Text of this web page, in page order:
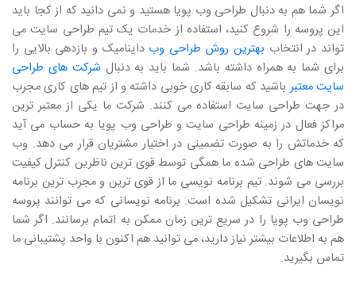
اگر شما هم به دنبال طراحی وب پویا هستید و نمی دانید که از کجا باید
این پروسه را شروع کنید، استفاده از خدمات یک تیم طراحی سایت می
تواند در انتخاب بهترین روش طراحی وب داینامیک و بازدهی بالایی را
برای شما به همراه داشته باشد. شما باید به دنبال شرکت های طراحی
سایت معتبر باشید که سابقه کاری خوبی داشته و از تیم های کاری مجرب
در جهت طراحی سایت استفاده می کنند. شرکت ما یکی از معتبر ترین
مراکز فعال در زمینه طراحی سایت و طراحی وب پویا به حساب می آید
که خدماتش را به صورت تضمینی در اختیار مشتریان قرار می دهد. وب
سایت های طراحی شده ما همگی توسط قوی ترین ناظرین کنترل کیفیت
بررسی می شوند. تیم برنامه نویسی ما از قوی ترین و مجرب ترین برنامه
نویسان ایرانی تشکیل شده است. برنامه نویسانی که می توانند پروسه
طراحی وب پویا را در سریع ترین زمان ممکن به اتمام برسانند. اگر شما
هم به اطلاعات بیشتر نیاز دارید، می توانید هم اکنون با واحد پشتیبانی ما
تماس بگیرید.